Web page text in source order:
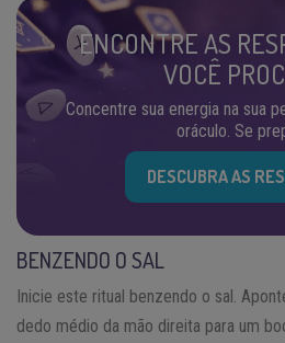
ENCONTRE AS
VOCÊ
Concentre sua energia na sua
oráculo. Se
DESCUBRA AS
BENZENDO O SAL
Inicie este ritual benzendo o sal.
dedo médio da mão direita para um